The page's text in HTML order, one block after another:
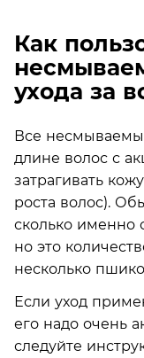
Как
ухода за
Все
длине волос с
затрагивать
роста волос).
сколько именно
но это
несколько
Если уход
его надо очень
следуйте